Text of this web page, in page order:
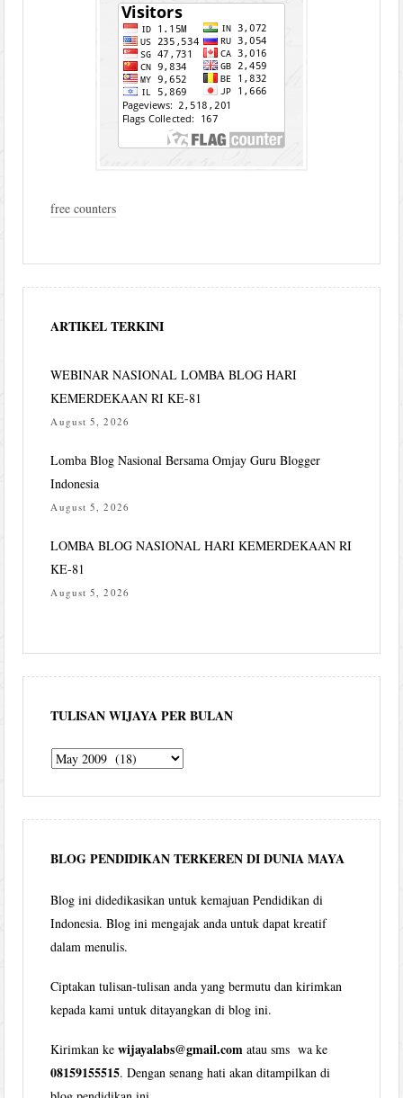
free counters
ARTIKEL TERKINI
WEBINAR NASIONAL LOMBA BLOG HARI
KEMERDEKAAN RI KE-81
August 5, 2026
Lomba Blog Nasional Bersama Omjay Guru Blogger
Indonesia
August 5, 2026
LOMBA BLOG NASIONAL HARI KEMERDEKAAN RI
KE-81
August 5, 2026
TULISAN WIJAYA PER BULAN
Tulisan
per
bulan
BLOG PENDIDIKAN TERKEREN DI DUNIA MAYA
Blog ini didedikasikan untuk kemajuan Pendidikan di
Indonesia. Blog ini mengajak anda untuk dapat kreatif
dalam menulis.
Ciptakan tulisan-tulisan anda yang bermutu dan kirimkan
kepada kami untuk ditayangkan di blog ini.
Kirimkan kewijayalabs@gmail.com atau sms wa ke
08159155515. Dengan senang hati akan ditampilkan di